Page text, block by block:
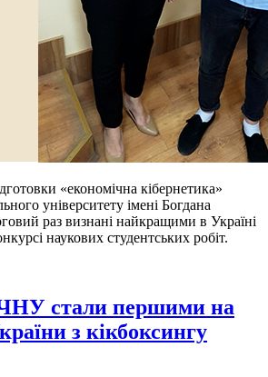
«економічна кібернетика»
університету імені Богдана
раз визнані найкращими в Україні
наукових студентських робіт.
стали першими на
з кікбоксингу